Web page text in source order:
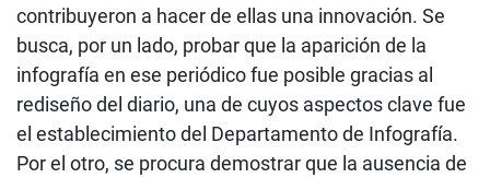
contribuyeron a hacer de ellas una innovación. Se
busca, por un lado, probar que la aparición de la
infografía en ese periódico fue posible gracias al
rediseño del diario, una de cuyos aspectos clave fue
el establecimiento del Departamento de Infografía.
Por el otro, se procura demostrar que la ausencia de